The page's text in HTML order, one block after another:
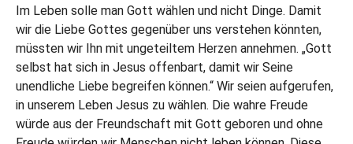
Im Leben solle man Gott wählen und nicht Dinge. Damit
wir die Liebe Gottes gegenüber uns verstehen könnten,
müssten wir Ihn mit ungeteiltem Herzen annehmen. „Gott
selbst hat sich in Jesus offenbart, damit wir Seine
unendliche Liebe begreifen können.“ Wir seien aufgerufen,
in unserem Leben Jesus zu wählen. Die wahre Freude
würde aus der Freundschaft mit Gott geboren und ohne